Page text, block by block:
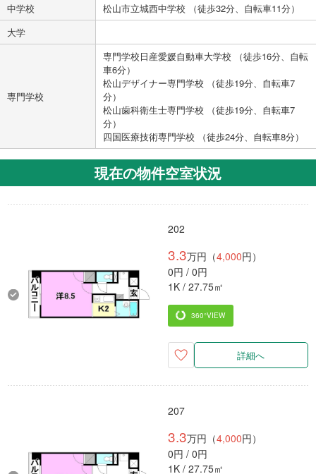
中学校
松山市立城西中学校 （徒歩32分、自転車11分）
大学
専門学校
専門学校日産愛媛自動車大学校 （徒歩16分、自転
車6分）
松山デザイナー専門学校 （徒歩19分、自転車7
分）
松山歯科衛生士専門学校 （徒歩19分、自転車7
分）
四国医療技術専門学校 （徒歩24分、自転車8分）
現在の物件空室状況
202
3.3万円（4,000円）
0円 / 0円
1K / 27.75㎡
360°VIEW
詳細へ
207
3.3万円（4,000円）
0円 / 0円
1K / 27.75㎡